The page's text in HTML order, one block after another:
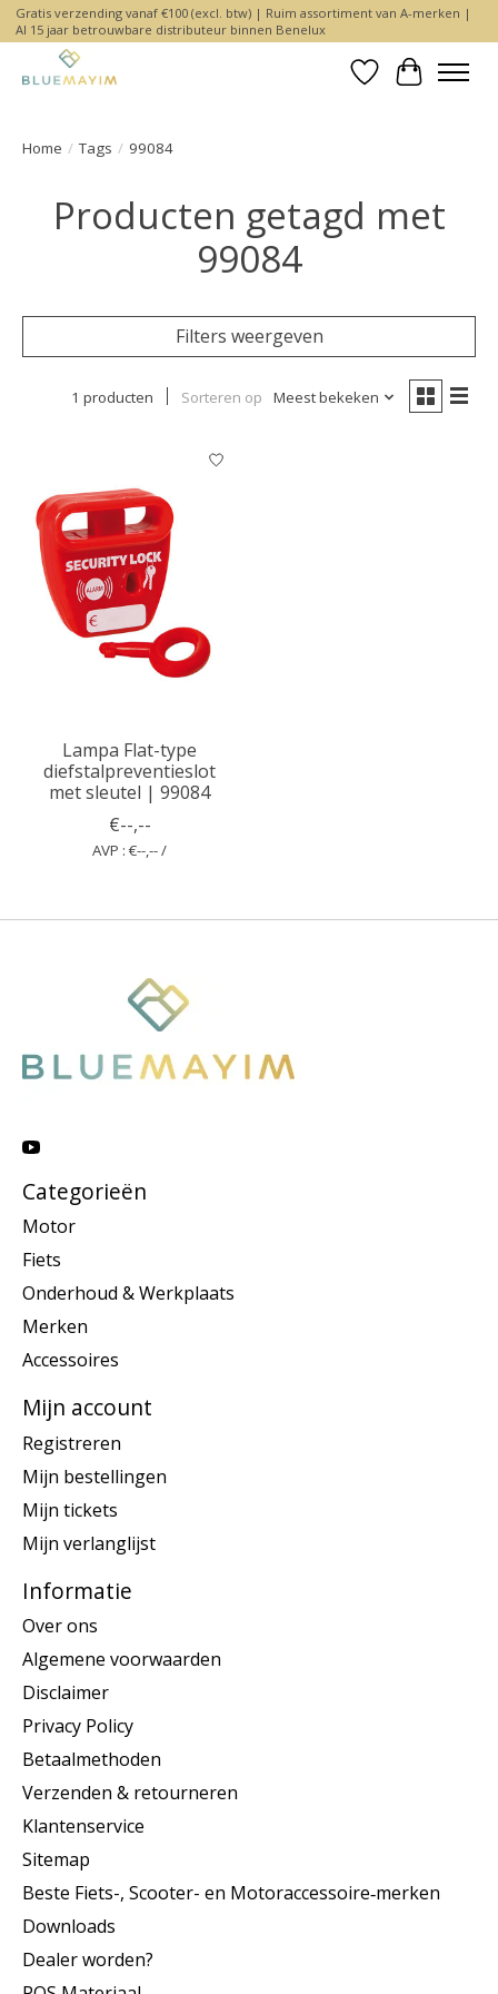
Gratis verzending vanaf €100 (excl. btw) | Ruim assortiment van A-merken |
Al 15 jaar betrouwbare distributeur binnen Benelux
Verlanglijst
Home / Tags / 99084
Producten getagd met
99084
Filters weergeven
1 producten Sorteren op Meest bekeken
Lampa Flat-type
diefstalpreventieslot
met sleutel | 99084
€--,--
AVP : €--,-- /
Categorieën
Motor
Fiets
Onderhoud & Werkplaats
Merken
Accessoires
Mijn account
Registreren
Mijn bestellingen
Mijn tickets
Mijn verlanglijst
Informatie
Over ons
Algemene voorwaarden
Disclaimer
Privacy Policy
Betaalmethoden
Verzenden & retourneren
Klantenservice
Sitemap
Beste Fiets-, Scooter- en Motoraccessoire‑merken
Downloads
Dealer worden?